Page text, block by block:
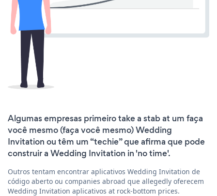
Algumas empresas primeiro take a stab at um faça
você mesmo (faça você mesmo) Wedding
Invitation ou têm um “techie” que afirma que pode
construir a Wedding Invitation in 'no time'.
Outros tentam encontrar aplicativos Wedding Invitation de
código aberto ou companies abroad que allegedly oferecem
Wedding Invitation aplicativos at rock-bottom prices.